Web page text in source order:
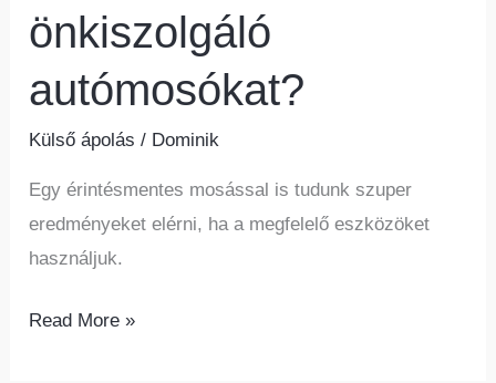
önkiszolgáló
autómosókat?
Külső ápolás / Dominik
Egy érintésmentes mosással is tudunk szuper
eredményeket elérni, ha a megfelelő eszközöket
használjuk.
Read More »